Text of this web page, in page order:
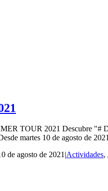
TOUR 2021 Descubre "#
martes 10 de agosto de
de agosto de 2021|Actividades,